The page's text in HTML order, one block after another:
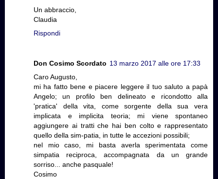
Un abbraccio,
Claudia
Rispondi
Don Cosimo Scordato 13 marzo 2017 alle ore 17:33
Caro Augusto,
mi ha fatto bene e piacere leggere il tuo saluto a papà
Angelo; un profilo ben delineato e ricondotto alla
'pratica' della vita, come sorgente della sua vera
implicata e implicita teoria; mi viene spontaneo
aggiungere ai tratti che hai ben colto e rappresentato
quello della sim-patia, in tutte le accezioni possibili;
nel mio caso, mi basta averla sperimentata come
simpatia reciproca, accompagnata da un grande
sorriso... anche pasquale!
Cosimo